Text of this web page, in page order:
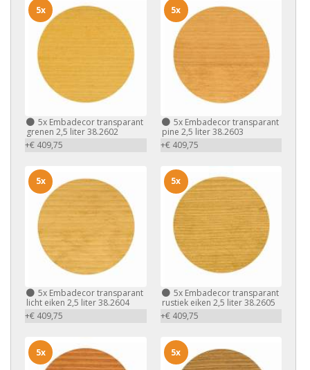
5x Embadecor transparant
grenen 2,5 liter 38.2602
+€ 409,75
5x
5xEmbadecor transparant
pine 2,5 liter 38.2603
+€ 409,75
5x
5x Embadecor transparant
licht eiken 2,5 liter 38.2604
+€ 409,75
5x
5xEmbadecor transparant
rustiek eiken 2,5 liter 38.2605
+€ 409,75
5x
5x 5x